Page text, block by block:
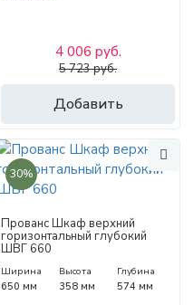
Добавить
4 006 руб.
5 723 руб.
30%
Прованс Шкаф верхний
горизонтальный глубокий
ШВГ 660
Ширина
650 мм
Высота
358 мм
Глубина
574 мм